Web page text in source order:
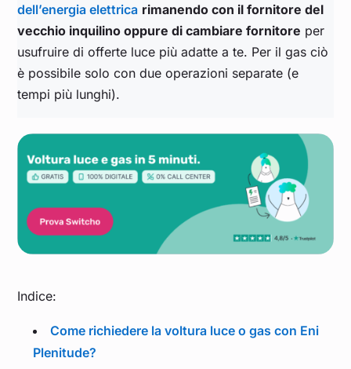
dell’energia elettrica rimanendo con il fornitore del
vecchio inquilino oppure di cambiare fornitore per
usufruire di offerte luce più adatte a te. Per il gas ciò
è possibile solo con due operazioni separate (e
tempi più lunghi).
Indice:
Come richiedere la voltura luce o gas con Eni
Plenitude?